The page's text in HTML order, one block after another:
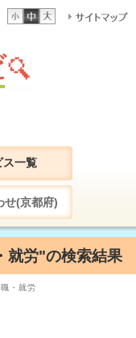
ス一覧
せ(京都府)
就労"の検索結果
・就労